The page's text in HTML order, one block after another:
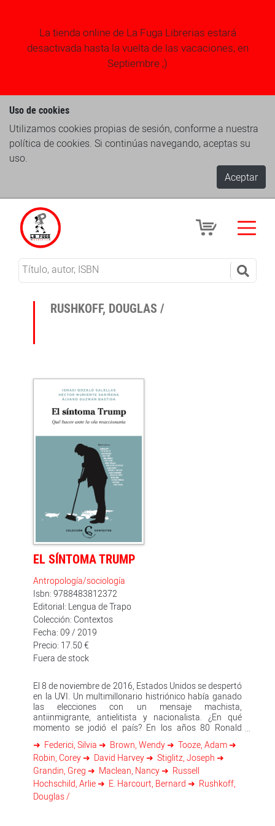
La tienda online de La Fuga Librerias estará
desactivada hasta la vuelta de las vacaciones, en
Septiembre ;)
Uso de cookies
Utilizamos cookies propias de sesión, conforme a nuestra
política de cookies. Si continúas navegando, aceptas su
uso.
Aceptar
RUSHKOFF, DOUGLAS /
EL SÍNTOMA TRUMP
Antropología/sociología
Isbn: 9788483812372
Editorial: Lengua de Trapo
Colección: Contextos
Fecha: 09 / 2019
Precio: 17.50 €
Fuera de stock
El 8 de noviembre de 2016, Estados Unidos se despertó
en la UVI. Un multimillonario histriónico había ganado
las elecciones con un mensaje machista,
antiinmigrante, antielitista y nacionalista. ¿En qué
momento se jodió el país? En los años 80 Ronald
modelo de plácido entendimiento entre mercados y
democracias que hizo crack en 2008. Entonces
surgieron chispazos rupturistas como Occupy Wall
Street. Hoy asistimos al rearme de las élites, y vemos
cómo Trump es solo uno de los indicios de un
fenómeno global: la extrema derecha crece y afloran
Federici, Silvia Brown, Wendy
Tooze, Adam
Robin, Corey
David Harvey
Stiglitz, Joseph
Grandin, Greg
Maclean, Nancy
Russell
Hochschild, Arlie
E. Harcourt, Bernard
Rushkoff,
Douglas /